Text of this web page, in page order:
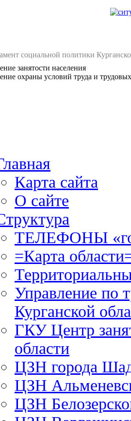
социальной политики
занятости населения
охраны условий труда и
Карта сайта
О сайте
ТЕЛЕФОНЫ
=Карта
Управление по
Курганской
ГКУ Центр
области
ЦЗН города
ЦЗН
ЦЗН